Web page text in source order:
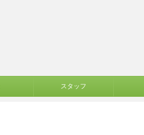
スタッフ